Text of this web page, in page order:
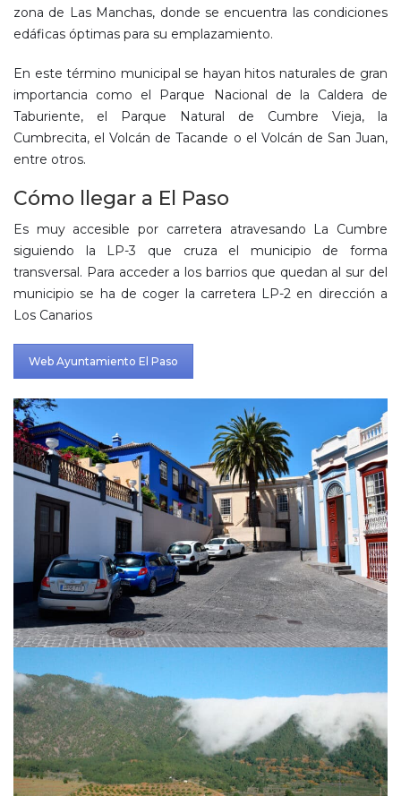
zona de Las Manchas, donde se encuentra las condiciones
edáficas óptimas para su emplazamiento.
En este término municipal se hayan hitos naturales de gran
importancia como el Parque Nacional de la Caldera de
Taburiente, el Parque Natural de Cumbre Vieja, la
Cumbrecita, el Volcán de Tacande o el Volcán de San Juan,
entre otros.
Cómo llegar a El Paso
Es muy accesible por carretera atravesando La Cumbre
siguiendo la LP-3 que cruza el municipio de forma
transversal. Para acceder a los barrios que quedan al sur del
municipio se ha de coger la carretera LP-2 en dirección a
Los Canarios
Web Ayuntamiento El Paso